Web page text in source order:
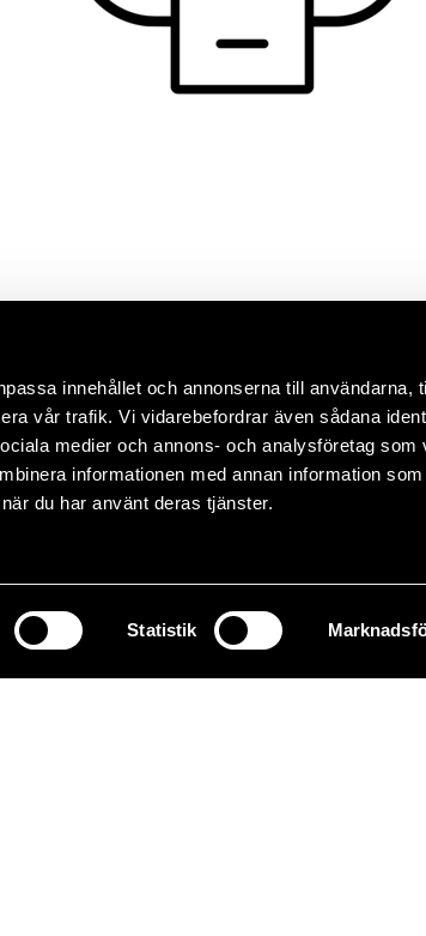
innehållet och annonserna till användarna,
vår trafik. Vi vidarebefordrar även sådana
medier och annons- och analysföretag som
informationen med annan information
du har använt deras tjänster.
Statistik